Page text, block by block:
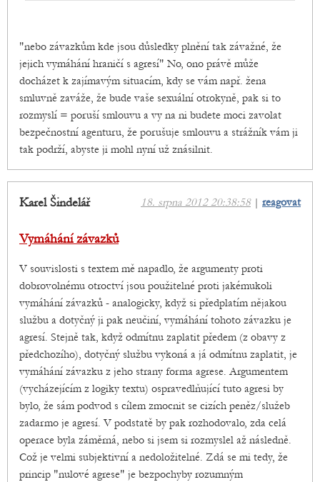
"nebo závazkům kde jsou důsledky plnění tak závažné, že
jejich vymáhání hraničí s agresí" No, ono právě může
docházet k zajímavým situacím, kdy se vám např. žena
smluvně zaváže, že bude vaše sexuální otrokyně, pak si to
rozmyslí = poruší smlouvu a vy na ni budete moci zavolat
bezpečnostní agenturu, že porušuje smlouvu a strážník vám ji
tak podrží, abyste ji mohl nyní už znásilnit.
18. srpna 2012 20:38:58| reagovat
Karel Šindelář
Vymáhání závazků
V souvislosti s textem mě napadlo, že argumenty proti
dobrovolnému otroctví jsou použitelné proti jakémukoli
vymáhání závazků - analogicky, když si předplatím nějakou
službu a dotyčný ji pak neučiní, vymáhání tohoto závazku je
agresí. Stejně tak, když odmítnu zaplatit předem (z obavy z
předchozího), dotyčný službu vykoná a já odmítnu zaplatit, je
vymáhání závazku z jeho strany forma agrese. Argumentem
(vycházejícím z logiky textu) ospravedlňující tuto agresi by
bylo, že sám podvod s cílem zmocnit se cizích peněz/služeb
zadarmo je agresí. V podstatě by pak rozhodovalo, zda celá
operace byla záměrná, nebo si jsem si rozmyslel až následně.
Což je velmi subjektivní a nedoložitelné. Zdá se mi tedy, že
princip "nulové agrese" je bezpochyby rozumným